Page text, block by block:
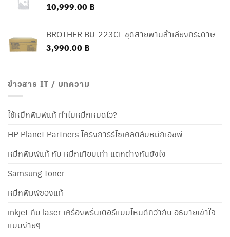
10,999.00 ฿
BROTHER BU-223CL ชุดสายพานลำเลียงกระดาษ
3,990.00 ฿
ข่าวสาร IT / บทความ
ใช้หมึกพิมพ์แท้ ทำไมหมึกหมดไว?
HP Planet Partners โครงการรีไซเคิลตลับหมึกเอชพี
หมึกพิมพ์แท้ กับ หมึกเทียบเท่า แตกต่างกันยังไง
Samsung Toner
หมึกพิมพ์ของแท้
inkjet กับ laser เครื่องพริ้นเตอร์แบบไหนดีกว่ากัน อธิบายเข้าใจ
แบบง่ายๆ